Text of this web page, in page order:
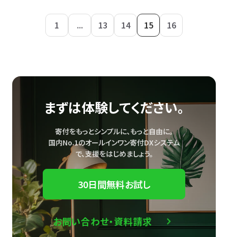
1 ... 13 14 15 16
まずは体験してください。
寄付をもっとシンプルに、もっと自由に。
国内No.1のオールインワン寄付DXシステム
で、支援をはじめましょう。
30日間無料お試し
お問い合わせ・資料請求